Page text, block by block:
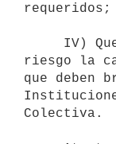
requeridos;
riesgo la
que deben
Colectiva.